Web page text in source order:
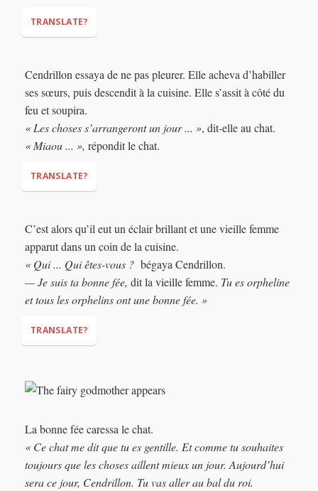
TRANSLATE?
"You can’t meet the prince wearing your
dirty old clothes. What a shame. Maybe next time.”
Cendrillon essaya de ne pas pleurer. Elle acheva d’habiller
ses sœurs, puis descendit à la cuisine. Elle s’assit à côté du
feu et soupira.
« Les choses s’arrangeront un jour ... », dit-elle au chat.
« Miaou ... », répondit le chat.
TRANSLATE?
"Things will get better one day,"
"Meow…"
C’est alors qu’il eut un éclair brillant et une vieille femme
apparut dans un coin de la cuisine.
« Qui ... Qui êtes-vous ? bégaya Cendrillon.
— Je suis ta bonne fée, dit la vieille femme. Tu es orpheline
et tous les orphelins ont une bonne fée. »
TRANSLATE?
"I am your fairy godmother”
an orphan, and all orphans have a fairy godmother."
La bonne fée caressa le chat.
« Ce chat me dit que tu es gentille. Et comme tu souhaites
toujours que les choses aillent mieux un jour. Aujourd’hui
sera ce jour, Cendrillon. Tu vas aller au bal du roi.